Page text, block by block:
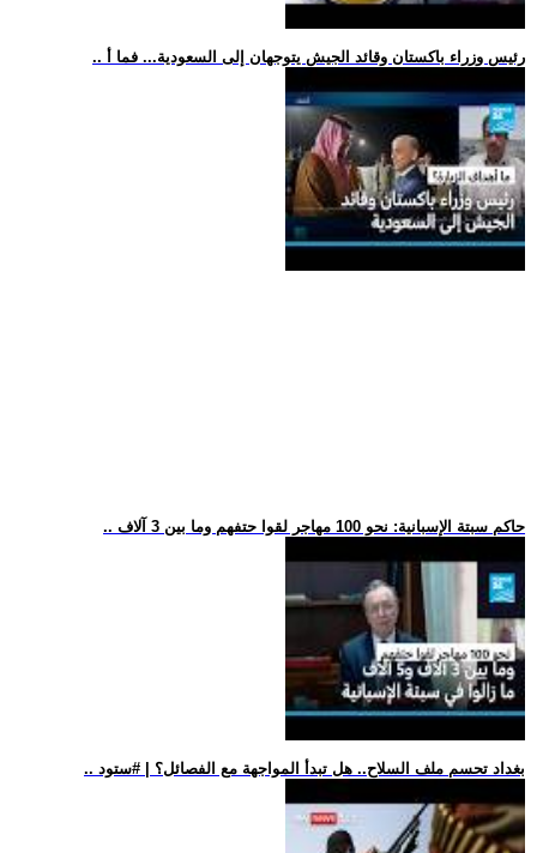
.. رئيس وزراء باكستان وقائد الجيش يتوجهان إلى السعودية... فما أ
.. حاكم سبتة الإسبانية: نحو 100 مهاجر لقوا حتفهم وما بين 3 آلاف
.. بغداد تحسم ملف السلاح.. هل تبدأ المواجهة مع الفصائل؟ | #ستود